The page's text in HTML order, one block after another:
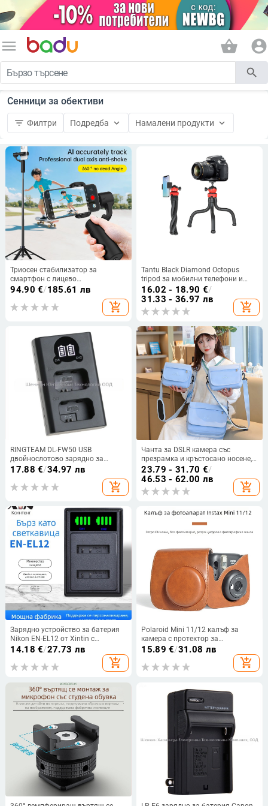
menu shopping_basket account_circle
search
Сенници за обективи
filter_list Филтри Подредба keyboard_arrow_down Намалени продукти keyboard_arrow_down
Триосен стабилизатор за
смартфон с лицево
проследяване — монтаж чрез
вертикално въртене, управление
чрез приложение, дистанционно
94.90 €/185.61 лв
add_shopping_cart
Tantu Black Diamond Octopus
tripod за мобилни телефони и
DSLR, с шарнирна глава, 30 см,
0,38 кг, максимална носимост до
2 кг
16.02 - 18.90 €/
31.33 - 36.97 лв
add_shopping_cart
RINGTEAM DL-FW50 USB
двойнослотово зарядно за
батерии NP-FW50, съвместимо
със Sony A7M2, A7S II и A6500
17.88 €/34.97 лв
add_shopping_cart
Чанта за DSLR камера със
презрамка и кръстосано носене,
съвместима с Canon и Fuji,
подходяща за безогледални
камери, преносима
23.79 - 31.70 €/
46.53 - 62.00 лв
add_shopping_cart
Зарядно устройство за батерия
Nikon EN-EL12 от Xintin с
интерфейс Type-C/Micro USB.
14.18 €/27.73 лв
add_shopping_cart
Polaroid Mini 11/12 калъф за
камера с протектор за
презрамката и покритие против
15.89 €/31.08 лв
add_shopping_cart